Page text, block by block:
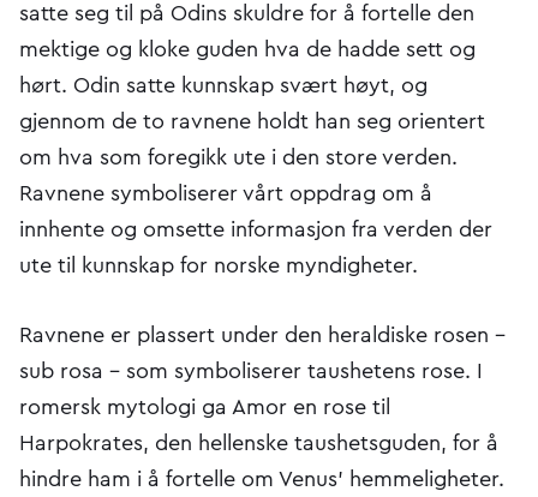
satte seg til på Odins skuldre for å fortelle den
mektige og kloke guden hva de hadde sett og
hørt. Odin satte kunnskap svært høyt, og
gjennom de to ravnene holdt han seg orientert
om hva som foregikk ute i den store verden.
Ravnene symboliserer vårt oppdrag om å
innhente og omsette informasjon fra verden der
ute til kunnskap for norske myndigheter.
Ravnene er plassert under den heraldiske rosen –
sub rosa – som symboliserer taushetens rose. I
romersk mytologi ga Amor en rose til
Harpokrates, den hellenske taushetsguden, for å
hindre ham i å fortelle om Venus' hemmeligheter.